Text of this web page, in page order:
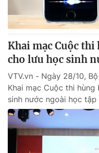
Sản phẩm
Thị trường
Tư vấn
Lịch phát sóng
Chuyên mục khác
Emagazine
Photo
Video
Khai mạc Cuộc
cho lưu học sinh
VTV.vn - Ngày 28/10,
Khai mạc Cuộc thi
sinh nước ngoài học